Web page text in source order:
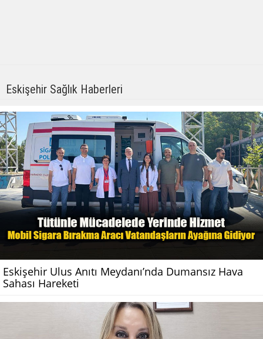
Eskişehir Sağlık Haberleri
Eskişehir Ulus Anıtı Meydanı’nda Dumansız Hava
Sahası Hareketi